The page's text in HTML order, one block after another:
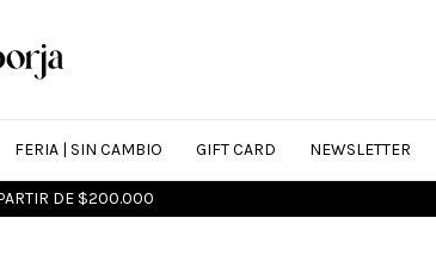
+ 6 CUOTAS SIN INTERÉS
FERIA | SIN CAMBIO GIFT CARD NEWSLETTER